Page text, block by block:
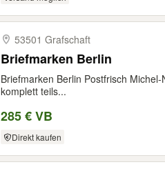
53501 Grafschaft
Briefmarken Berlin
Briefmarken Berlin Postfrisch
komplett teils...
285 € VB
Direkt kaufen